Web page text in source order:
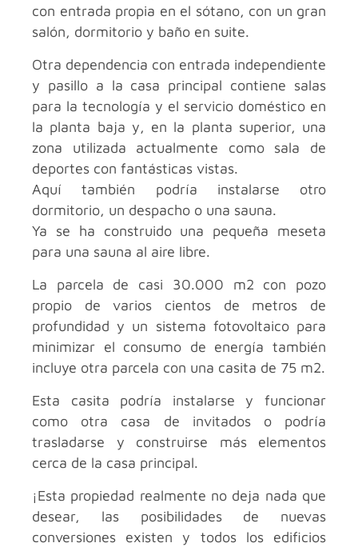
con entrada propia en el sótano, con un gran
salón, dormitorio y baño en suite.
Otra dependencia con entrada independiente
y pasillo a la casa principal contiene salas
para la tecnología y el servicio doméstico en
la planta baja y, en la planta superior, una
zona utilizada actualmente como sala de
deportes con fantásticas vistas.
Aquí también podría instalarse otro
dormitorio, un despacho o una sauna.
Ya se ha construido una pequeña meseta
para una sauna al aire libre.
La parcela de casi 30.000 m2 con pozo
propio de varios cientos de metros de
profundidad y un sistema fotovoltaico para
minimizar el consumo de energía también
incluye otra parcela con una casita de 75 m2.
Esta casita podría instalarse y funcionar
como otra casa de invitados o podría
trasladarse y construirse más elementos
cerca de la casa principal.
¡Esta propiedad realmente no deja nada que
desear, las posibilidades de nuevas
conversiones existen y todos los edificios